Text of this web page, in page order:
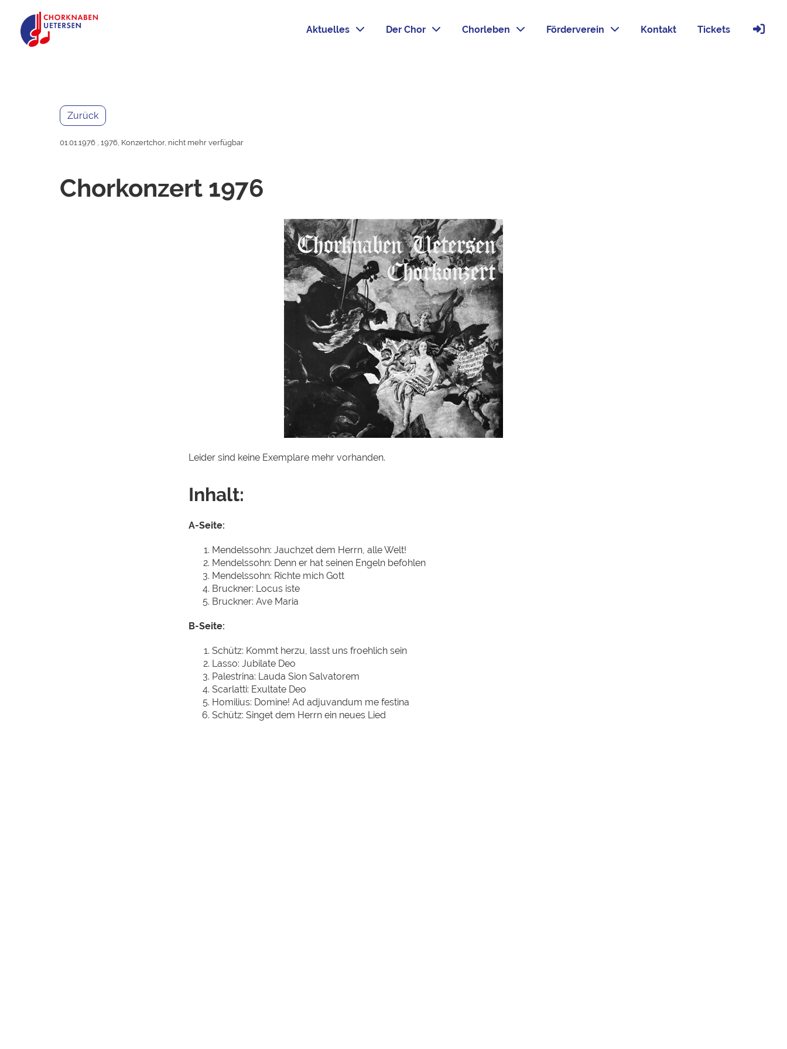
Aktuelles Der Chor Chorleben Förderverein Kontakt Tickets
Zurück
01.01.1976 , 1976, Konzertchor, nicht mehr verfügbar
Chorkonzert 1976
Leider sind keine Exemplare mehr vorhanden.
Inhalt:
A-Seite:
Mendelssohn: Jauchzet dem Herrn, alle Welt!
Mendelssohn: Denn er hat seinen Engeln befohlen
Mendelssohn: Richte mich Gott
Bruckner: Locus iste
Bruckner: Ave Maria
B-Seite:
Schütz: Kommt herzu, lasst uns froehlich sein
Lasso: Jubilate Deo
Palestrina: Lauda Sion Salvatorem
Scarlatti: Exultate Deo
Homilius: Domine! Ad adjuvandum me festina
Schütz: Singet dem Herrn ein neues Lied